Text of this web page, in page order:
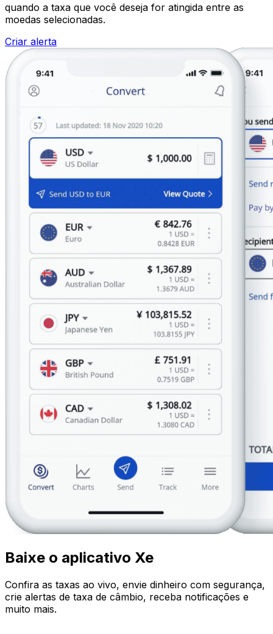
quando a taxa que você deseja for atingida entre as
moedas selecionadas.
Criar alerta
Baixe o aplicativo Xe
Confira as taxas ao vivo, envie dinheiro com segurança,
crie alertas de taxa de câmbio, receba notificações e
muito mais.